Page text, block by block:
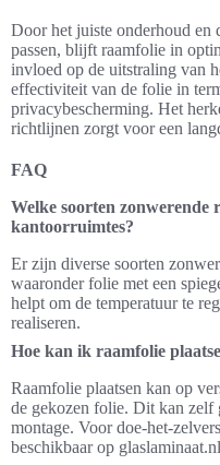
Door het juiste onderhoud en
passen, blijft raamfolie in
invloed op de uitstraling van
effectiviteit van de folie in
privacybescherming. Het
richtlijnen zorgt voor een
FAQ
Welke soorten
kantoorruimtes?
Er zijn diverse soorten
waaronder folie met een
helpt om de temperatuur te
realiseren.
Hoe kan ik raamfolie
Raamfolie plaatsen kan op
de gekozen folie. Dit kan zelf
montage. Voor doe-het-
beschikbaar op